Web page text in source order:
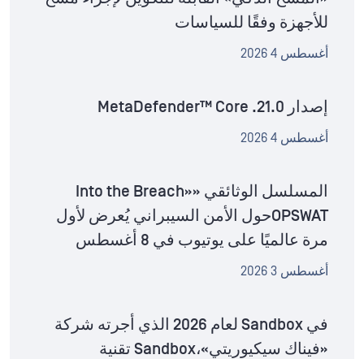
للأجهزة وفقًا للسياسات
أغسطس 4 2026
إصدار MetaDefender™ Core .21.0
أغسطس 4 2026
المسلسل الوثائقي «Into the Breach»
OPSWATحول الأمن السيبراني يُعرض لأول
مرة عالميًا على يوتيوب في 8 أغسطس
أغسطس 3 2026
في Sandbox لعام 2026 الذي أجرته شركة
«فيناك سيكيوريتي»،Sandbox تقنية